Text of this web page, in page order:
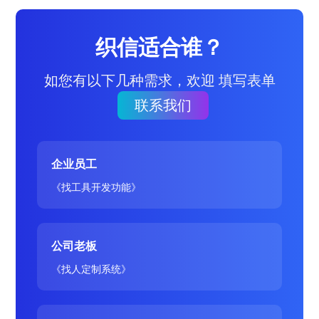
织信适合谁？
如您有以下几种需求，欢迎 填写表单
联系我们
企业员工
《找工具开发功能》
公司老板
《找人定制系统》